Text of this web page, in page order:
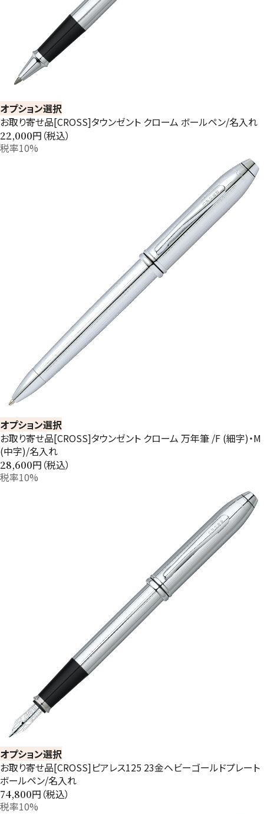
オプション選択
お取り寄せ品[CROSS]タウンゼント クローム ボールペン/名入れ
22,000円（税込）
税率10%
オプション選択
お取り寄せ品[CROSS]タウンゼント クローム 万年筆 /F (細字)・M
(中字)/名入れ
28,600円（税込）
税率10%
オプション選択
お取り寄せ品[CROSS]ピアレス125 23金ヘビーゴールドプレート
ボールペン/名入れ
74,800円（税込）
税率10%